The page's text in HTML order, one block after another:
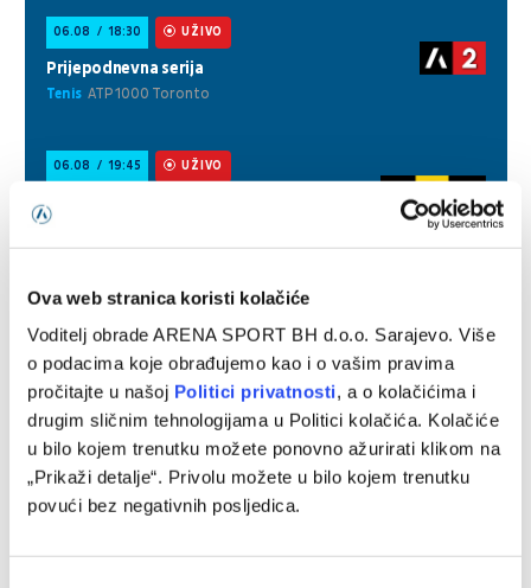
Ova web stranica koristi kolačiće
Voditelj obrade ARENA SPORT BH d.o.o. Sarajevo. Više
o podacima koje obrađujemo kao i o vašim pravima
pročitajte u našoj Politici privatnosti, a o kolačićima i
drugim sličnim tehnologijama u Politici kolačića. Kolačiće
u bilo kojem trenutku možete ponovno ažurirati klikom na
„Prikaži detalje“. Privolu možete u bilo kojem trenutku
povući bez negativnih posljedica.